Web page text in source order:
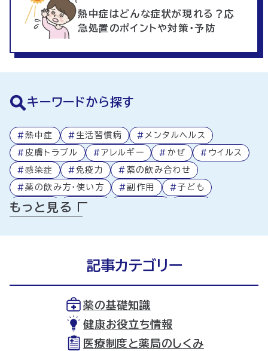
熱中症はどんな症状が現れる？応
急処置のポイントや対策・予防
キーワードから探す
#熱中症 # 生活習慣病 # メンタルヘルス
# 皮膚トラブル #アレルギー # かぜ # ウイルス
#感染症 #免疫力 # 薬の飲み合わせ
#薬の飲み方・使い方 #副作用 #子ども
#高齢者 # 処方箋
もっと見る
記事カテゴリー
薬の基礎知識
健康お役立ち情報
医療制度と薬局のしくみ